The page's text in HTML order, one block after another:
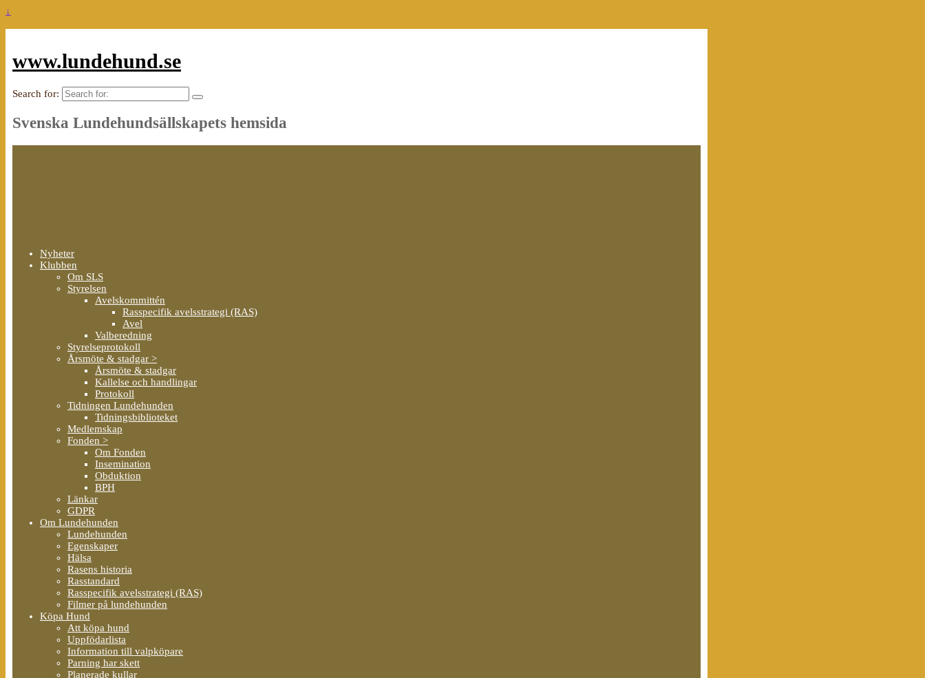
↓
www.lundehund.se
Search for:
Svenska Lundehundsällskapets hemsida
Nyheter
Klubben
Om SLS
Styrelsen
Avelskommittén
Rasspecifik avelsstrategi (RAS)
Avel
Valberedning
Styrelseprotokoll
Årsmöte & stadgar >
Årsmöte & stadgar
Kallelse och handlingar
Protokoll
Tidningen Lundehunden
Tidningsbiblioteket
Medlemskap
Fonden >
Om Fonden
Insemination
Obduktion
BPH
Länkar
GDPR
Om Lundehunden
Lundehunden
Egenskaper
Hälsa
Rasens historia
Rasstandard
Rasspecifik avelsstrategi (RAS)
Filmer på lundehunden
Köpa Hund
Att köpa hund
Uppfödarlista
Information till valpköpare
Parning har skett
Planerade kullar